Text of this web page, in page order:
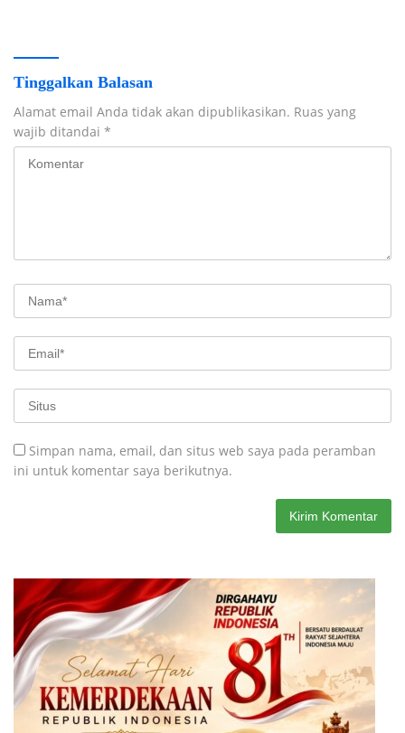
Tinggalkan Balasan
Alamat email Anda tidak akan dipublikasikan. Ruas yang
wajib ditandai *
Simpan nama, email, dan situs web saya pada peramban
ini untuk komentar saya berikutnya.